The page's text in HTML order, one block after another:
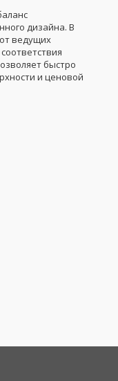
дизайна. В
ведущих
быстро
и ценовой